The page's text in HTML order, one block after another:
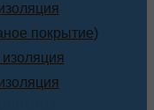
покрытие)
изоляция